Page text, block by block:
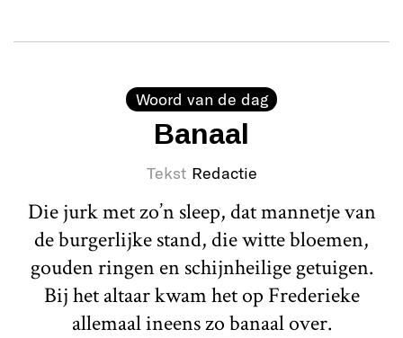
Woord van de dag
Banaal
Tekst Redactie
Die jurk met zo’n sleep, dat mannetje van
de burgerlijke stand, die witte bloemen,
gouden ringen en schijnheilige getuigen.
Bij het altaar kwam het op Frederieke
allemaal ineens zo banaal over.